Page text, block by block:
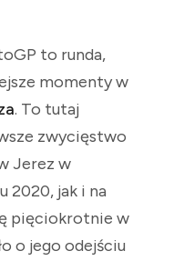
to runda,
momenty w
. To tutaj
zwycięstwo
Jerez w
2020, jak i na
pięciokrotnie w
o jego odejściu